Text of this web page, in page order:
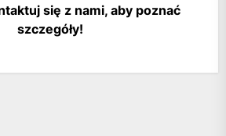
się z nami, aby poznać
szczegóły!